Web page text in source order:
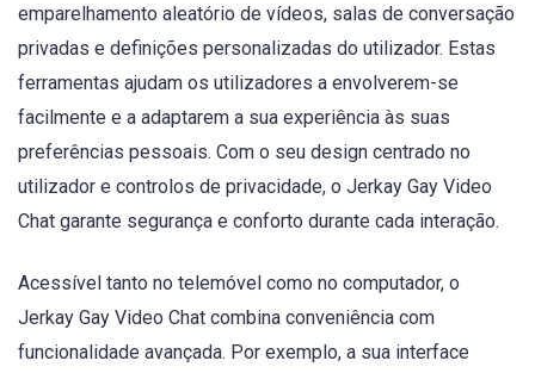
emparelhamento aleatório de vídeos, salas de conversação
privadas e definições personalizadas do utilizador. Estas
ferramentas ajudam os utilizadores a envolverem-se
facilmente e a adaptarem a sua experiência às suas
preferências pessoais. Com o seu design centrado no
utilizador e controlos de privacidade, o Jerkay Gay Video
Chat garante segurança e conforto durante cada interação.
Acessível tanto no telemóvel como no computador, o
Jerkay Gay Video Chat combina conveniência com
funcionalidade avançada. Por exemplo, a sua interface